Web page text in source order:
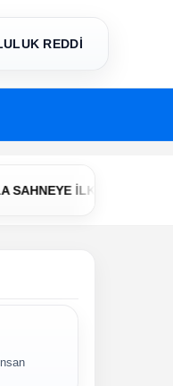
REDDİ
ADIM • Çerkezköy